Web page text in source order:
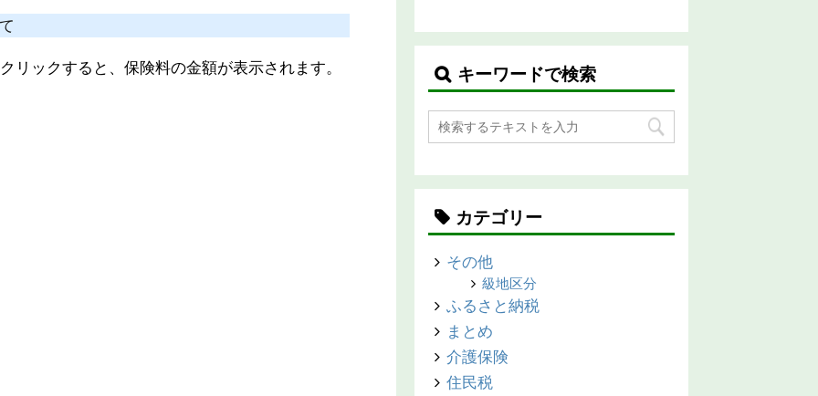
リックすると、保険料の金額が表示されます。 キーワードで検索
カテゴリー
その他
級地区分
ふるさと納税
まとめ
介護保険
住民税